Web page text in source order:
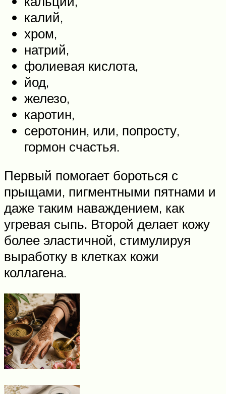
калий,
хром,
натрий,
фолиевая кислота,
йод,
железо,
каротин,
серотонин, или, попросту,
гормон счастья.
Первый помогает бороться с
прыщами, пигментными пятнами и
даже таким наваждением, как
угревая сыпь. Второй делает кожу
более эластичной, стимулируя
выработку в клетках кожи
коллагена.